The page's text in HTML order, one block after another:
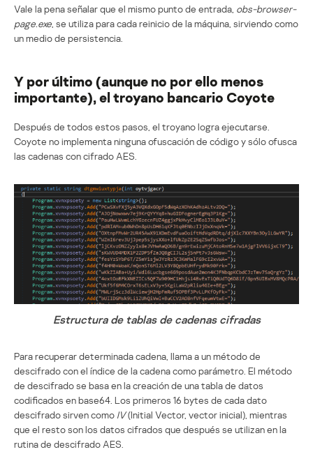
Vale la pena señalar que el mismo punto de entrada, obs-browser-
page.exe , se utiliza para cada reinicio de la máquina, sirviendo como
un medio de persistencia.
Y por último (aunque no por ello menos
importante), el troyano bancario Coyote
Después de todos estos pasos, el troyano logra ejecutarse.
Coyote no implementa ninguna ofuscación de código y sólo ofusca
las cadenas con cifrado AES.
Estructura de tablas de cadenas cifradas
Para recuperar determinada cadena, llama a un método de
descifrado con el índice de la cadena como parámetro. El método
de descifrado se basa en la creación de una tabla de datos
codificados en base64. Los primeros 16 bytes de cada dato
descifrado sirven como IV(Initial Vector, vector inicial), mientras
que el resto son los datos cifrados que después se utilizan en la
rutina de descifrado AES.